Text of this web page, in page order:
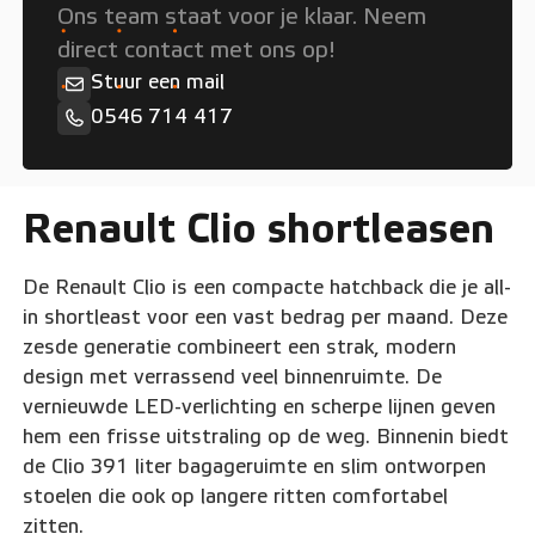
Ons team staat voor je klaar. Neem
direct contact met ons op!
Stuur een mail
0546 714 417
Renault Clio shortleasen
De Renault Clio is een compacte hatchback die je all-
in shortleast voor een vast bedrag per maand. Deze
zesde generatie combineert een strak, modern
design met verrassend veel binnenruimte. De
vernieuwde LED-verlichting en scherpe lijnen geven
hem een frisse uitstraling op de weg. Binnenin biedt
de Clio 391 liter bagageruimte en slim ontworpen
stoelen die ook op langere ritten comfortabel
zitten.